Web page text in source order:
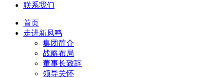
联系我们
首页
走进新凤鸣
集团简介
战略布局
董事长致辞
领导关怀